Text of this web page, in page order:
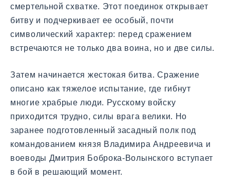
смертельной схватке. Этот поединок открывает
битву и подчеркивает ее особый, почти
символический характер: перед сражением
встречаются не только два воина, но и две силы.
Затем начинается жестокая битва. Сражение
описано как тяжелое испытание, где гибнут
многие храбрые люди. Русскому войску
приходится трудно, силы врага велики. Но
заранее подготовленный засадный полк под
командованием князя Владимира Андреевича и
воеводы Дмитрия Боброка-Волынского вступает
в бой в решающий момент.